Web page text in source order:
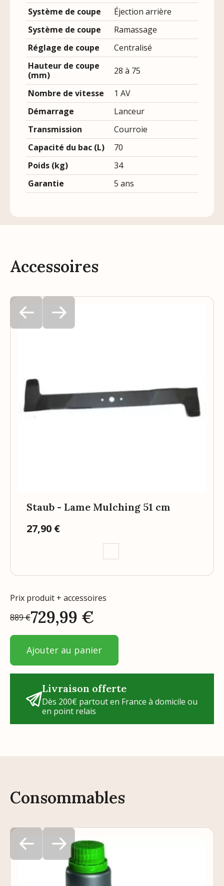
Système de coupe
Éjection arrière
Système de coupe
Ramassage
Réglage de coupe
Centralisé
Hauteur de coupe
(mm)
28 à 75
Nombre de vitesse
1 AV
Démarrage
Lanceur
Transmission
Courroie
Capacité du bac (L)
70
Poids (kg)
34
Garantie
5 ans
Accessoires
Staub - Lame Mulching 51 cm
Prix
27,90 €
Livraison offerte
Dès 200€ partout en France à domicile ou
en point relais
Prix produit + accessoires
889€729,99 €
Ajouter au panier
Consommables